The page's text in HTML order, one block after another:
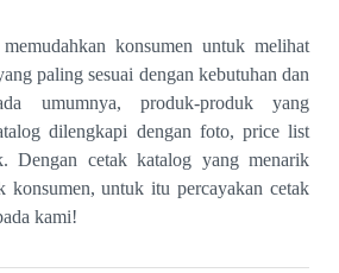
konsumen untuk melihat
paling sesuai dengan kebutuhan dan
umumnya, produk-produk yang
dilengkapi dengan foto, price list
Dengan cetak katalog yang menarik
konsumen, untuk itu percayakan cetak
kami!